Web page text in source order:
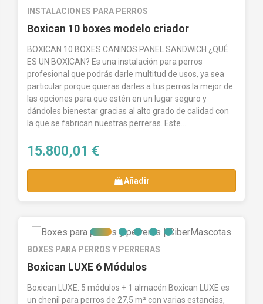
INSTALACIONES PARA PERROS
Boxican 10 boxes modelo criador
BOXICAN 10 BOXES CANINOS PANEL SANDWICH ¿QUÉ
ES UN BOXICAN? Es una instalación para perros
profesional que podrás darle multitud de usos, ya sea
particular porque quieras darles a tus perros la mejor de
las opciones para que estén en un lugar seguro y
dándoles bienestar gracias al alto grado de calidad con
la que se fabrican nuestras perreras. Este...
15.800,01 €
Añadir
BOXES PARA PERROS Y PERRERAS
Boxican LUXE 6 Módulos
Boxican LUXE: 5 módulos + 1 almacén Boxican LUXE es
un chenil para perros de 27,5 m² con varias estancias,